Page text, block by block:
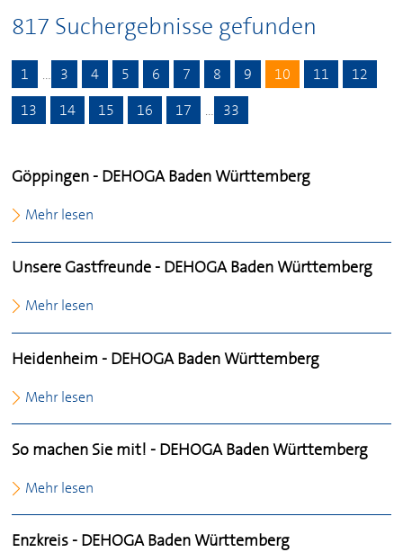
817 Suchergebnisse gefunden
1 … 3 4 5 6 7 8 9 10 11
12
13
14 15 16 17 … 33
Göppingen - DEHOGABaden Württemberg
Mehr lesen
Unsere Gastfreunde - DEHOGABaden Württemberg
Mehr lesen
Heidenheim - DEHOGABaden Württemberg
Mehr lesen
So machen Sie mit! - DEHOGABaden Württemberg
Mehr lesen
Enzkreis - DEHOGABaden Württemberg